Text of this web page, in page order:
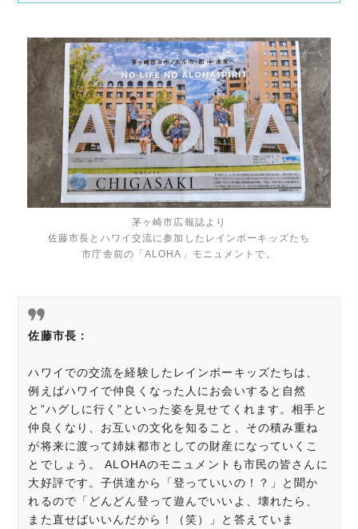
茅ヶ崎市広報誌より
佐藤市長とハワイ交流に参加したレインボーキッズたち
市庁舎前の「ALOHA」モニュメントで。
佐藤市長：
ハワイでの交流を経験したレインボーキッズたちは、
例えばハワイで仲良くなった人にお会いすると自然
と”ハグしに行く”といった姿を見せてくれます。相手と
仲良くなり、お互いの文化を知ること、その積み重ね
が将来に渡って姉妹都市としての財産になっていくこ
とでしょう。 ALOHAのモニュメントも市民の皆さんに
大好評です。子供達から「登っていいの！？」と聞か
れるので「どんどん登って遊んでいいよ、壊れたら、
また直せばいいんだから！（笑）」と答えていま